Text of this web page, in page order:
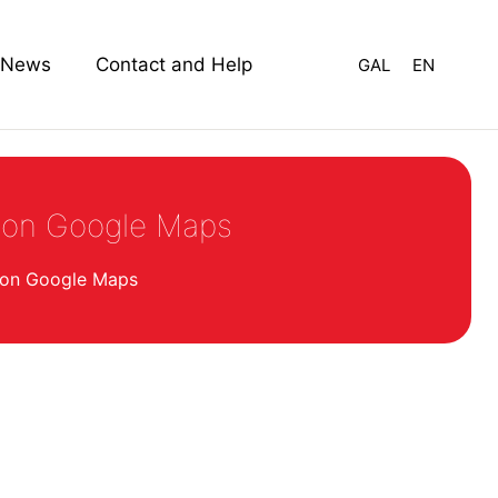
News Contact and Help GAL EN
Google Maps
Google Maps